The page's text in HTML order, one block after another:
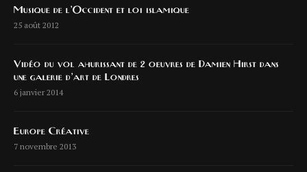
Musique de l’Occident et loi islamique
25 août 2012
Vidéo du vol ahurissant de 2 oeuvres de Damien Hirst dans
une galerie d’art de Londres
6 janvier 2014
Europe Créative
7 novembre 2013